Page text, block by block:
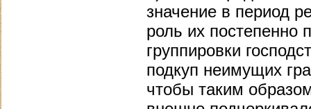
значение в период
роль их постепенно
группировки
подкуп неимущих
чтобы таким